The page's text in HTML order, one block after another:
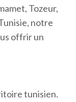
Tozeur,
notre
offrir un
tunisien.